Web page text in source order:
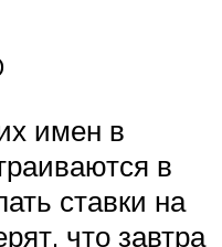
имен в
в
ставки на
что завтра